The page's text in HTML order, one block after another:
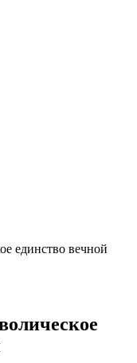
единство вечной